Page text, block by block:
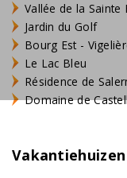
Vallée de la Sainte
Jardin du Golf
Bourg Est -
Le Lac Bleu
Résidence de
Domaine de
Vakantiehuizen